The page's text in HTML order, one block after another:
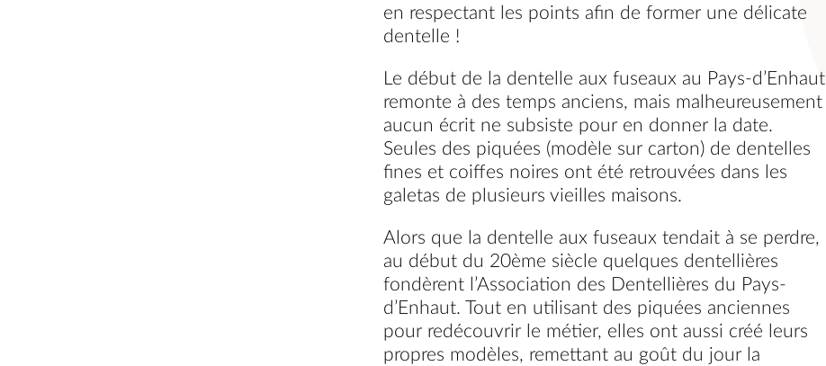
en respectant les points afin de former une délicate
dentelle !
Le début de la dentelle aux fuseaux au Pays-d’Enhaut
remonte à des temps anciens, mais malheureusement
aucun écrit ne subsiste pour en donner la date.
Seules des piquées (modèle sur carton) de dentelles
fines et coiffes noires ont été retrouvées dans les
galetas de plusieurs vieilles maisons.
Alors que la dentelle aux fuseaux tendait à se perdre,
au début du 20ème siècle quelques dentellières
fondèrent l’Association des Dentellières du Pays-
d’Enhaut. Tout en utilisant des piquées anciennes
pour redécouvrir le métier, elles ont aussi créé leurs
propres modèles, remettant au goût du jour la